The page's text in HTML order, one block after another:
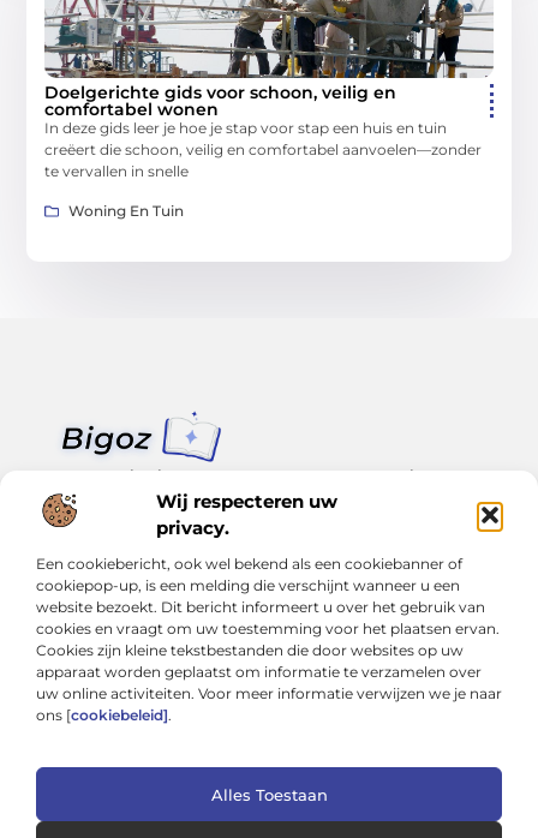
Wij respecteren uw
privacy.
Een cookiebericht, ook wel bekend als een cookiebanner of
cookiepop-up, is een melding die verschijnt wanneer u een
website bezoekt. Dit bericht informeert u over het gebruik van
cookies en vraagt om uw toestemming voor het plaatsen ervan.
Cookies zijn kleine tekstbestanden die door websites op uw
apparaat worden geplaatst om informatie te verzamelen over
uw online activiteiten. Voor meer informatie verwijzen we je naar
ons [cookiebeleid].
Alles Toestaan
Doelgerichte gids voor schoon, veilig en
comfortabel wonen
In deze gids leer je hoe je stap voor stap een huis en tuin
creëert die schoon, veilig en comfortabel aanvoelen—zonder
te vervallen in snelle
Woning En Tuin
Van klein nieuws tot grote trends – alles op Bigoz.nl.
Lees inspirerende blogs en artikelen over het dagelijks leven,
actualiteit en meer.
Bericht categorie
Onze informatie
Cookiebeleid (EU)